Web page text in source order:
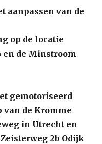
aanpassen van de
op de locatie
en de Minstroom
gemotoriseerd
van de Kromme
in Utrecht en
2b Odijk